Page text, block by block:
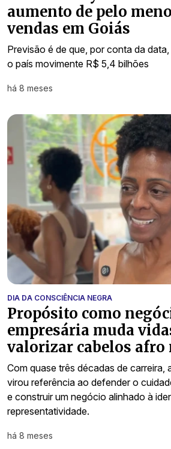
aumento de pelo
vendas em Goiás
Previsão é de que, por conta da
o país movimente R$ 5,4 bilhões
há 8 meses
DIA DA CONSCIÊNCIA NEGRA
Propósito como
empresária muda
valorizar cabelos afro
Com quase três décadas de carreira,
virou referência ao defender o
e construir um negócio alinhado à
representatividade.
há 8 meses